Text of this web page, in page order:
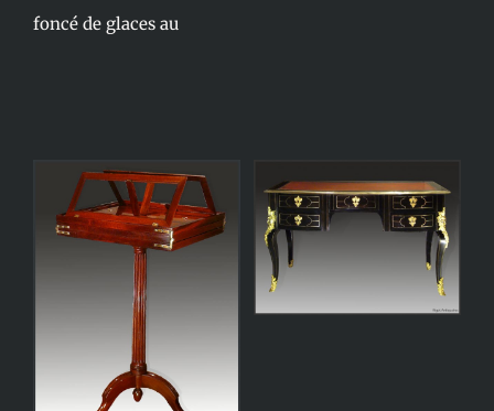
foncé de glaces au